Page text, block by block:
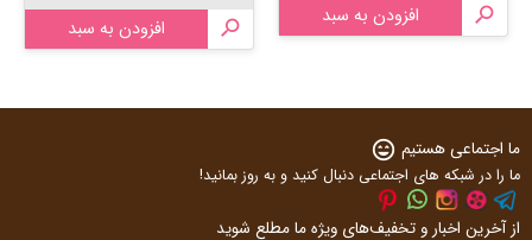
 افزودن به سبد  افزودن به سبد
ما اجتماعی هستیم sentiment_very_satisfied
ما را در شبکه های اجتماعی دنبال کنید و به روز بمانید!
از آخرین اخبار و تخفیف‌های ویژه ما مطلع شوید